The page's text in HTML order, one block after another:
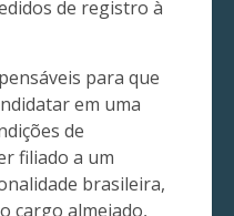
de registro à
para que
em uma
de
filiado a um
brasileira,
cargo almejado,